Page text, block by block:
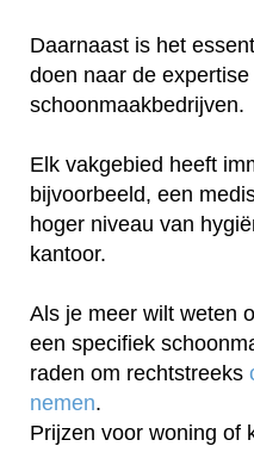
Daarnaast is het
doen naar de
schoonmaakbedrijven.
Elk vakgebied heeft
bijvoorbeeld, een
hoger niveau van
kantoor.
Als je meer wilt weten
een specifiek
raden om rechtstreeks
nemen.
Prijzen voor woning of